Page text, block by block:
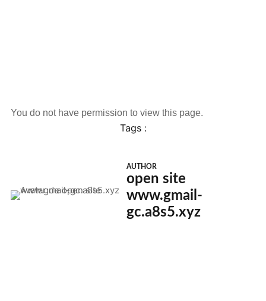
You do not have permission to view this page.
Tags :
AUTHOR
open site
www.gmail-
gc.a8s5.xyz